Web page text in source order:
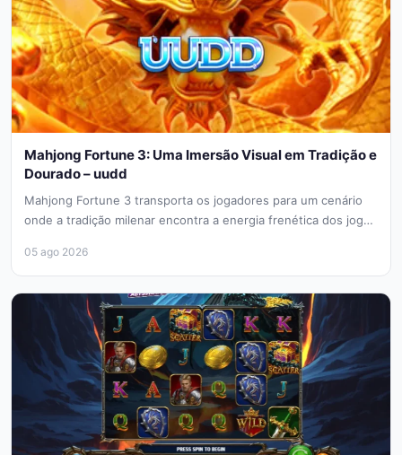
Mahjong Fortune 3: Uma Imersão Visual em Tradição e
Dourado – uudd
Mahjong Fortune 3 transporta os jogadores para um cenário
onde a tradição milenar encontra a energia frenética dos jogos
05 ago 2026